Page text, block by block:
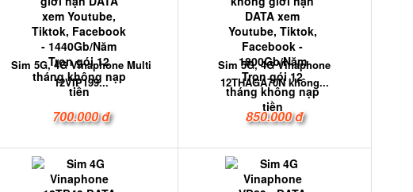
Sim 5G, 4G Vinaphone Multi
12VIP199...
700.000 đ
Sim 5G, 4G Vinaphone
12THAGA70N không...
850.000 đ